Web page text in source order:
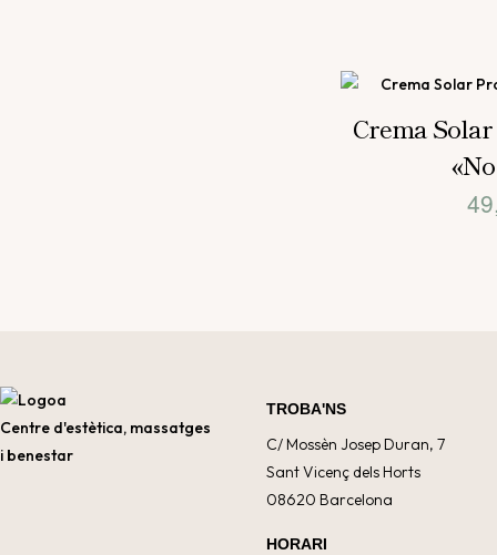
Crema
Centre d'estètica, massatges
i benestar
TROBA'NS
C/ Mossèn Josep Duran, 7
Sant Vicenç dels Horts
08620 Barcelona
HORARI